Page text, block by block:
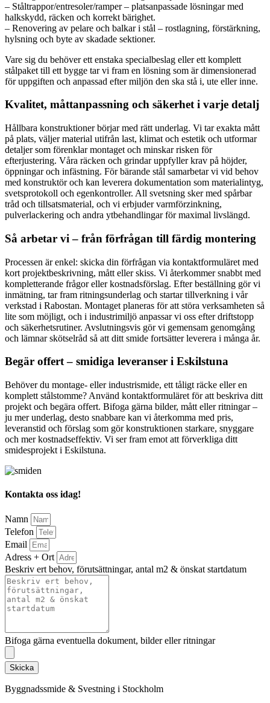
– Ståltrappor/entresoler/ramper – platsanpassade lösningar med
halkskydd, räcken och korrekt bärighet.
– Renovering av pelare och balkar i stål – rostlagning, förstärkning,
hylsning och byte av skadade sektioner.
Vare sig du behöver ett enstaka specialbeslag eller ett komplett
stålpaket till ett bygge tar vi fram en lösning som är dimensionerad
för uppgiften och anpassad efter miljön den ska stå i, ute eller inne.
Kvalitet, måttanpassning och säkerhet i varje detalj
Hållbara konstruktioner börjar med rätt underlag. Vi tar exakta mått
på plats, väljer material utifrån last, klimat och estetik och utformar
detaljer som förenklar montaget och minskar risken för
efterjustering. Våra räcken och grindar uppfyller krav på höjder,
öppningar och infästning. För bärande stål samarbetar vi vid behov
med konstruktör och kan leverera dokumentation som materialintyg,
svetsprotokoll och egenkontroller. All svetsning sker med spårbar
tråd och tillsatsmaterial, och vi erbjuder varmförzinkning,
pulverlackering och andra ytbehandlingar för maximal livslängd.
Så arbetar vi – från förfrågan till färdig montering
Processen är enkel: skicka din förfrågan via kontaktformuläret med
kort projektbeskrivning, mått eller skiss. Vi återkommer snabbt med
kompletterande frågor eller kostnadsförslag. Efter beställning gör vi
inmätning, tar fram ritningsunderlag och startar tillverkning i vår
verkstad i Rabostan. Montaget planeras för att störa verksamheten så
lite som möjligt, och i industrimiljö anpassar vi oss efter driftstopp
och säkerhetsrutiner. Avslutningsvis gör vi gemensam genomgång
och lämnar skötselråd så att ditt smide fortsätter leverera i många år.
Begär offert – smidiga leveranser i Eskilstuna
Behöver du montage- eller industrismide, ett tåligt räcke eller en
komplett stålstomme? Använd kontaktformuläret för att beskriva ditt
projekt och begära offert. Bifoga gärna bilder, mått eller ritningar –
ju mer underlag, desto snabbare kan vi återkomma med pris,
leveranstid och förslag som gör konstruktionen starkare, snyggare
och mer kostnadseffektiv. Vi ser fram emot att förverkliga ditt
smidesprojekt i Eskilstuna.
Kontakta oss idag!
Namn
Telefon
Email
Adress + Ort
Beskriv ert behov, förutsättningar, antal m2 & önskat startdatum
Bifoga gärna eventuella dokument, bilder eller ritningar
Skicka
Byggnadssmide & Svestning i Stockholm